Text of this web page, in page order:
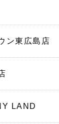
ン東広島店
LAND